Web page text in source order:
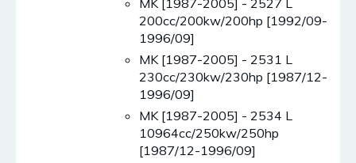
MK [1987-2005] - 2527 L
200cc/200kw/200hp [1992/09-
1996/09]
MK [1987-2005] - 2531 L
230cc/230kw/230hp [1987/12-
1996/09]
MK [1987-2005] - 2534 L
10964cc/250kw/250hp
[1987/12-1996/09]